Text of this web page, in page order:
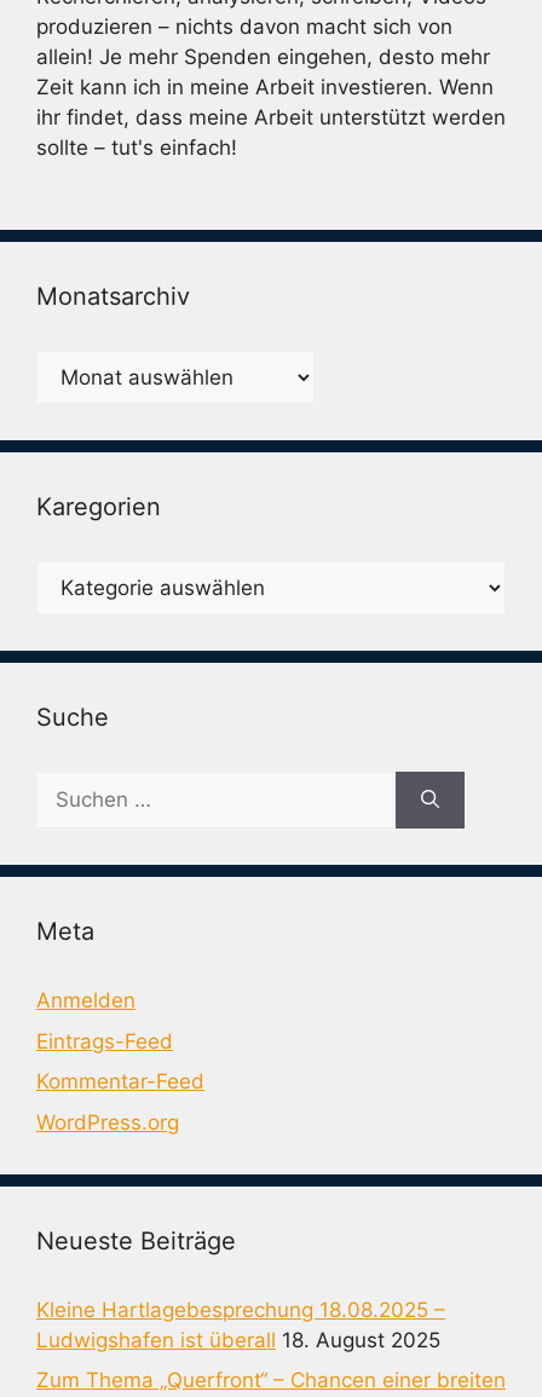
produzieren – nichts davon macht sich von
allein! Je mehr Spenden eingehen, desto mehr
Zeit kann ich in meine Arbeit investieren. Wenn
ihr findet, dass meine Arbeit unterstützt werden
sollte – tut's einfach!
Monatsarchiv
Monatsarchiv
Karegorien
Karegorien
Suche
Suche
nach:
Meta
Anmelden
Eintrags-Feed
Kommentar-Feed
WordPress.org
Neueste Beiträge
Kleine Hartlagebesprechung 18.08.2025 –
Ludwigshafen ist überall 18. August 2025
Zum Thema „Querfront“ – Chancen einer breiten